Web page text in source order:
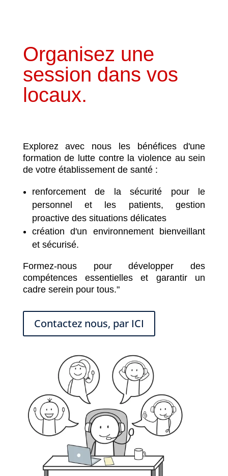
Organisez une
session dans vos
locaux.
Explorez avec nous les bénéfices d'une
formation de lutte contre la violence au sein
de votre établissement de santé :
renforcement de la sécurité pour le
personnel et les patients, gestion
proactive des situations délicates
création d'un environnement bienveillant
et sécurisé.
Formez-nous pour développer des
compétences essentielles et garantir un
cadre serein pour tous."
Contactez nous, par ICI